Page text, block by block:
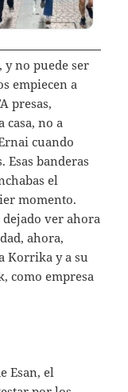
no puede ser
empiecen a
presas,
casa, no a
cuando
Esas banderas
el
momento.
dejado ver ahora
ahora,
Korrika y a su
como empresa
Esan, el